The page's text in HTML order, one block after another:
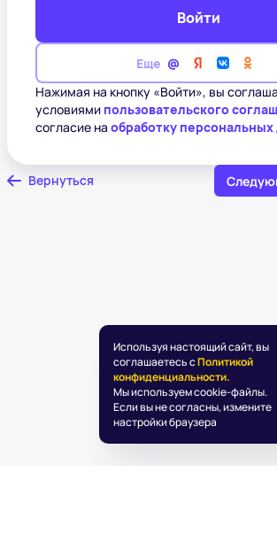
Войти
Еще
Нажимая на кнопку «Войти», вы
условиями пользовательского
согласие на обработку
Вернуться
Используя настоящий сайт, вы
соглашаетесь сПолитикой
конфиденциальности.
Мы используем cookie-файлы.
Если вы не согласны, измените
настройки браузера